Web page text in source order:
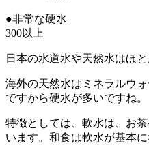
●非常な硬水
300以上
日本の水道水や天然水はほ
海外の天然水はミネラルウ
ですから硬水が多いですね。
特徴としては、軟水は、お
います。和食は軟水が基本に